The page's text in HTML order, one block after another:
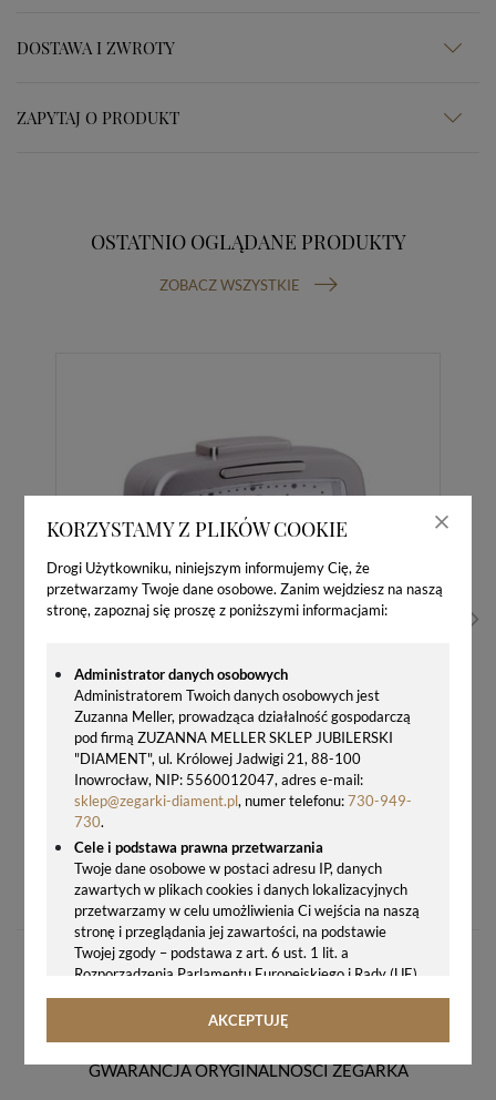
KORZYSTAMY Z PLIKÓW COOKIE
Drogi Użytkowniku, niniejszym informujemy Cię, że
przetwarzamy Twoje dane osobowe. Zanim wejdziesz na naszą
stronę, zapoznaj się proszę z poniższymi informacjami:
Administrator danych osobowych
Administratorem Twoich danych osobowych jest
Zuzanna Meller, prowadząca działalność gospodarczą
pod firmą ZUZANNA MELLER SKLEP JUBILERSKI
"DIAMENT", ul. Królowej Jadwigi 21, 88-100
Inowrocław, NIP: 5560012047, adres e-mail:
sklep@zegarki-diament.pl, numer telefonu:730-949-
730.
Cele i podstawa prawna przetwarzania
Twoje dane osobowe w postaci adresu IP, danych
zawartych w plikach cookies i danych lokalizacyjnych
przetwarzamy w celu umożliwienia Ci wejścia na naszą
stronę i przeglądania jej zawartości, na podstawie
Twojej zgody – podstawa z art. 6 ust. 1 lit. a
Rozporządzenia Parlamentu Europejskiego i Rady (UE)
2016/679 z 27.04.2016 r. w sprawie ochrony osób
fizycznych w związku z przetwarzaniem danych
rozporządzenie o ochronie danych, tj. RODO).
AKCEPTUJĘ
DOSTAWA I ZWROTY
ZAPYTAJ O PRODUKT
OSTATNIO OGLĄDANE PRODUKTY
ZOBACZ WSZYSTKIE
43,00 zł
GWARANCJA ORYGINALNOŚCI ZEGARKA